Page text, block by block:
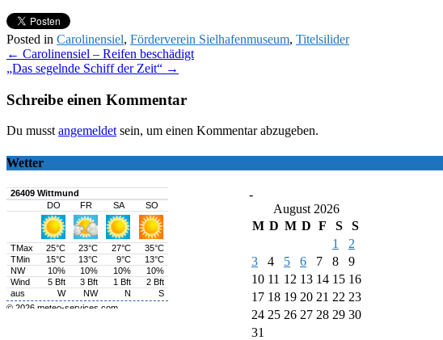
Posted in Carolinensiel, Förderverein Sielhafenmuseum, Titelsilider
Post
navigation
← Carolinensiel – Reifen beschädigt
„Das segelnde Schiff der Zeit“ →
Schreibe einen Kommentar
Du musst angemeldet sein, um einen Kommentar abzugeben.
Wetter
-
August 2026
M D M D F S
S
1
2
3
4 5 6 7 8
9
10 11 12 13 14 15 16
17 18 19 20 21 22 23
24 25 26 27 28 29 30
31